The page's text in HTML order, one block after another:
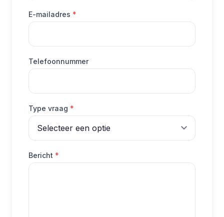
E-mailadres *
Telefoonnummer
Type vraag *
Bericht *